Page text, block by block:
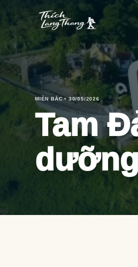
MIỀN BẮC • 30/05/2026
Tam
dưỡng